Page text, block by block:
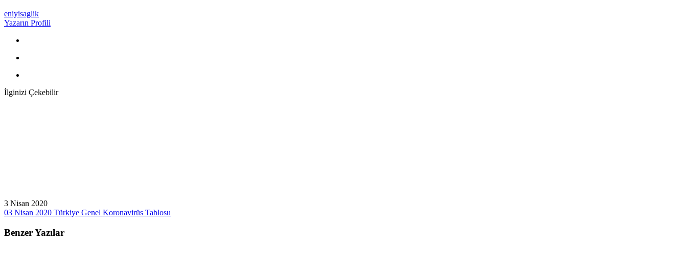
eniyisaglik
Yazarın Profili
İlginizi Çekebilir
3 Nisan 2020
03 Nisan 2020 Türkiye Genel Koronavirüs Tablosu
Benzer Yazılar